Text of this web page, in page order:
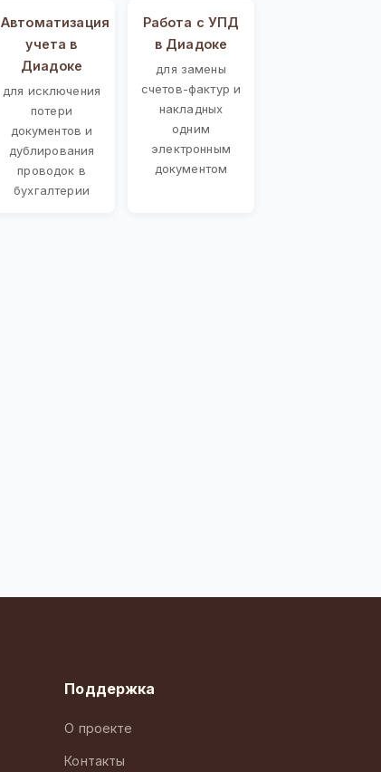
Автоматизация
учета в
Диадоке
для исключения
потери
документов и
дублирования
проводок в
бухгалтерии
Работа с УПД
в Диадоке
для замены
счетов-фактур и
накладных
одним
электронным
документом
Поддержка
О проекте
Контакты